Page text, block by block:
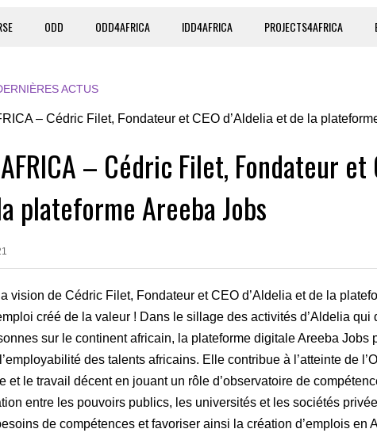
ODD ODD4AFRICA IDD4AFRICA PROJECTS4AFRICA
ACTUS
– Cédric Filet, Fondateur et
plateforme Areeba Jobs
vision de Cédric Filet, Fondateur et CEO d’Aldelia et de la
créé de la valeur ! Dans le sillage des activités d’Aldelia qui
sur le continent africain, la plateforme digitale Areeba Jobs
des talents africains. Elle contribue à l’atteinte de
et le travail décent en jouant un rôle d’observatoire de
entre les pouvoirs publics, les universités et les sociétés
de compétences et favoriser ainsi la création d’emplois en